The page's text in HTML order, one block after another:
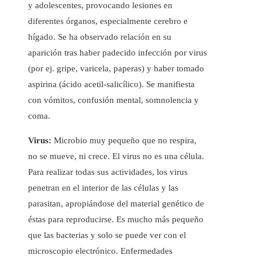
y adolescentes, provocando lesiones en
diferentes órganos, especialmente cerebro e
hígado. Se ha observado relación en su
aparición tras haber padecido infección por virus
(por ej. gripe, varicela, paperas) y haber tomado
aspirina (ácido acetil-salicílico). Se manifiesta
con vómitos, confusión mental, somnolencia y
coma.
Virus: Microbio muy pequeño que no respira,
no se mueve, ni crece. El virus no es una célula.
Para realizar todas sus actividades, los virus
penetran en el interior de las células y las
parasitan, apropiándose del material genético de
éstas para reproducirse. Es mucho más pequeño
que las bacterias y solo se puede ver con el
microscopio electrónico. Enfermedades